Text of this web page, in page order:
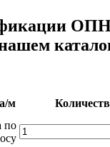
м
по